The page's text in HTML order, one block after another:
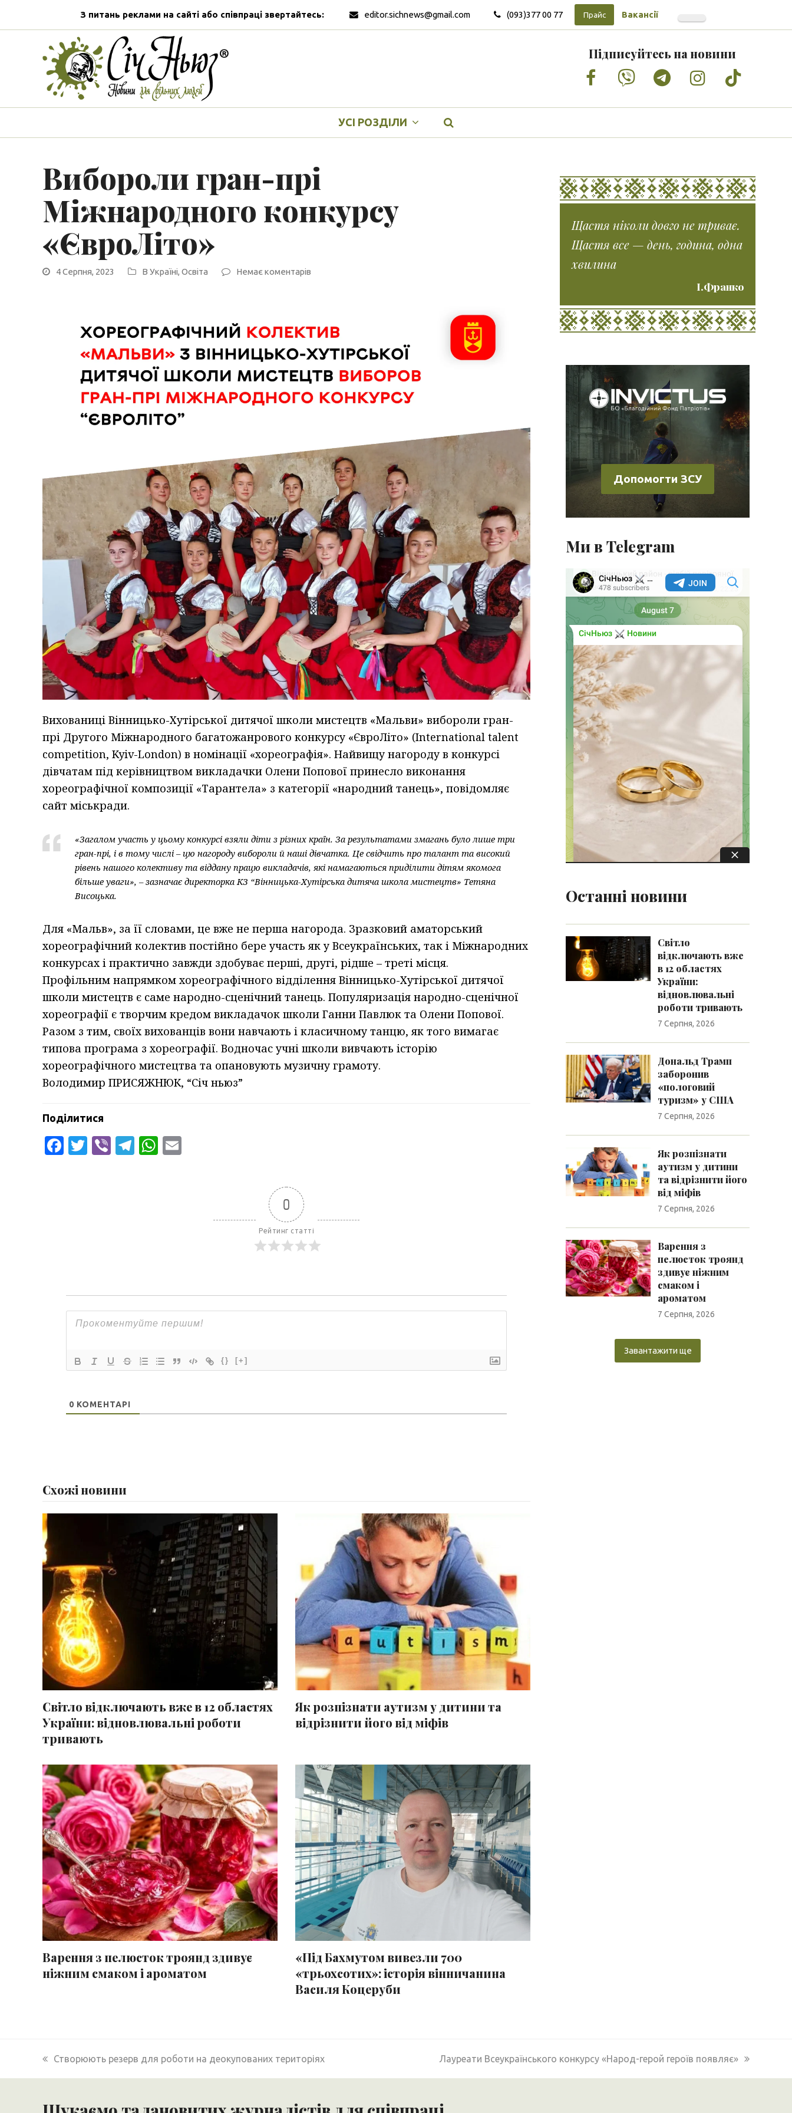
З питань реклами на сайті або співпраці звертайтесь: editor.sichnews@gmail.com (093)377 00 77 Прайс Вакансії
Підписуйтесь на новини
Facebook
VimeoTumblrInstagram
Tiktok
УСІ РОЗДІЛИ
Вибороли гран-прі
Міжнародного конкурсу
«ЄвроЛіто»
4 Серпня, 2023 В Україні, Освіта Немає коментарів
Вихованиці Вінницько-Хутірської дитячої школи мистецтв «Мальви» вибороли гран-
прі Другого Міжнародного багатожанрового конкурсу «ЄвроЛіто» (International talent
competition, Kyiv-London) в номінації «хореографія». Найвищу нагороду в конкурсі
дівчатам під керівництвом викладачки Олени Попової принесло виконання
хореографічної композиції «Тарантела» з категорії «народний танець», повідомляє
сайт міськради.
«Загалом участь у цьому конкурсі взяли діти з різних країн. За результатами змагань було лише три
гран-прі, і в тому числі – цю нагороду вибороли й наші дівчатка. Це свідчить про талант та високий
рівень нашого колективу та віддану працю викладачів, які намагаються приділити дітям якомога
більше уваги», – зазначає директорка КЗ “Вінницька-Хутірська дитяча школа мистецтв» Тетяна
Висоцька.
Для «Мальв», за її словами, це вже не перша нагорода. Зразковий аматорський
хореографічний колектив постійно бере участь як у Всеукраїнських, так і Міжнародних
конкурсах і практично завжди здобуває перші, другі, рідше – треті місця.
Профільним напрямком хореографічного відділення Вінницько-Хутірської дитячої
школи мистецтв є саме народно-сценічний танець. Популяризація народно-сценічної
хореографії є творчим кредом викладачок школи Ганни Павлюк та Олени Попової.
Разом з тим, своїх вихованців вони навчають і класичному танцю, як того вимагає
типова програма з хореографії. Водночас учні школи вивчають історію
хореографічного мистецтва та опановують музичну грамоту.
Володимир ПРИСЯЖНЮК, “Січ ньюз”
Поділитися
Facebook
Twitter
ViberTelegram
WhatsApp
0
Рейтинг статті
{} [+]
0 КОМЕНТАРІ
Схожі новини
Світло відключають вже в 12 областях
України: відновлювальні роботи
тривають
Як розпізнати аутизм у дитини та
відрізнити його від міфів
Варення з пелюсток троянд здивує
ніжним смаком і ароматом
«Під Бахмутом вивезли 700
«трьохсотих»: історія вінничанина
Василя Коцеруби
Щастя ніколи довго не триває.
Щастя все — день, година, одна
хвилина
І.Франко
Допомогти ЗСУ
Ми в Telegram
Останні новини
Світло
відключають вже
в 12 областях
України:
відновлювальні
роботи тривають
7 Серпня, 2026
Дональд Трамп
заборонив
«пологовий
туризм» у США
7 Серпня, 2026
Як розпізнати
аутизм у дитини
та відрізнити його
від міфів
7 Серпня, 2026
Варення з
пелюсток троянд
здивує ніжним
смаком і
ароматом
7 Серпня, 2026
Завантажити ще
previous
Створюють резерв для роботи на деокупованих територіях
next
Лауреати Всеукраїнського конкурсу «Народ-герой героїв появляє»